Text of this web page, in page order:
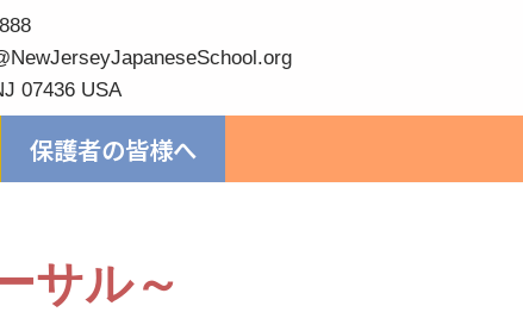
07436 USA
保護者の皆様へ
サル～